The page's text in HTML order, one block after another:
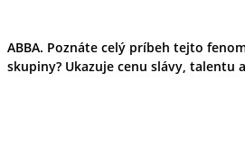
ABBA. Poznáte celý príbeh tejto
skupiny? Ukazuje cenu slávy, talentu